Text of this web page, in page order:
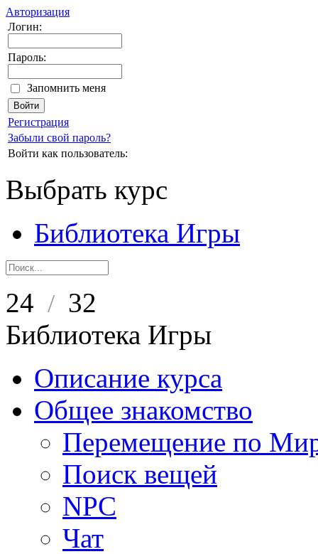
Авторизация
Логин:
Пароль:
Запомнить меня
Регистрация
Забыли свой пароль?
Войти как пользователь:
Выбрать курс
Библиотека Игры
24 / 32
Библиотека Игры
Описание курса
Общее знакомство
Перемещение по
Поиск вещей
NPC
Чат